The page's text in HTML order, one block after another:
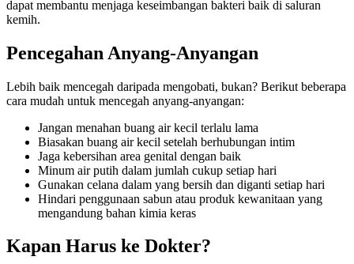
dapat membantu menjaga keseimbangan bakteri baik di saluran
kemih.
Pencegahan Anyang-Anyangan
Lebih baik mencegah daripada mengobati, bukan? Berikut beberapa
cara mudah untuk mencegah anyang-anyangan:
Jangan menahan buang air kecil terlalu lama
Biasakan buang air kecil setelah berhubungan intim
Jaga kebersihan area genital dengan baik
Minum air putih dalam jumlah cukup setiap hari
Gunakan celana dalam yang bersih dan diganti setiap hari
Hindari penggunaan sabun atau produk kewanitaan yang
mengandung bahan kimia keras
Kapan Harus ke Dokter?